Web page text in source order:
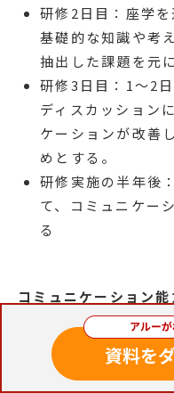
研修2日目：座学
基礎的な知識や考
抽出した課題を元
研修3日目：1〜2
ディスカッション
ケーションが改善
めとする。
研修実施の半年後
て、コミュニケー
る
コミュニケーション
まずは各自が抱えて
を抽出することが大
て、コミュニケーシ